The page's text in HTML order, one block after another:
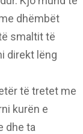
dhëmbët
smaltit të
direkt lëng
të tretet me
kurën e
dhe ta